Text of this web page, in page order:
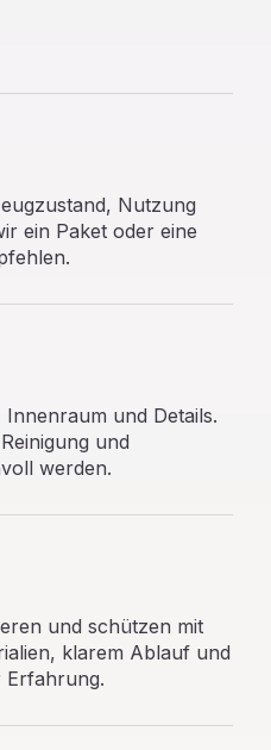
Nutzung
ein Paket oder eine
und Details.
und
werden.
und schützen mit
klarem Ablauf und
Erfahrung.